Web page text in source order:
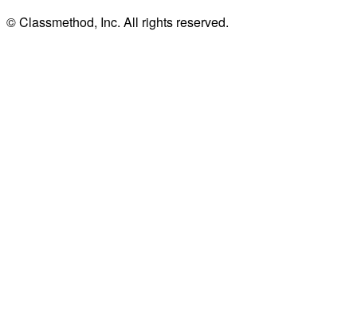
© Classmethod, Inc. All rights reserved.